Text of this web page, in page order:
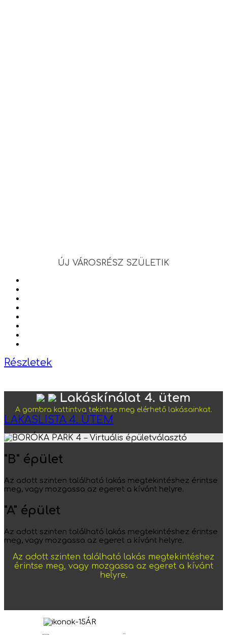
ÚJ VÁROSRÉSZ SZÜLETIK
Részletek
Lakáskínálat 4. ütem
A gombra kattintva tekintse meg elérhető lakásainkat.
LAKASLISTA 4. ÜTEM
"B" épület
Az adott szinten található lakás megtekintéshez érintse
meg, vagy mozgassa az egeret a kívánt helyre.
"A" épület
Az adott szinten található lakás megtekintéshez érintse
meg, vagy mozgassa az egeret a kívánt helyre.
Az adott szinten található lakás megtekintéshez
érintse meg, vagy mozgassa az egeret a kívánt
helyre.
ÁR